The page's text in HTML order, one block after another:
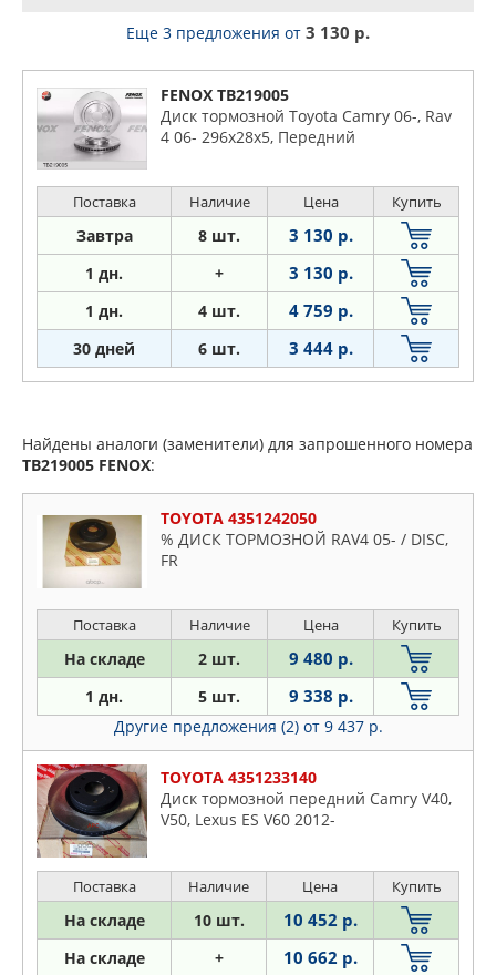
Еще 3 предложения от 3 130 р.
FENOX TB219005
Диск тормозной Toyota Camry 06-, Rav
4 06- 296x28x5, Передний
Поставка Наличие Цена Купить
Завтра 8 шт. 3 130 р.
1 дн. + 3 130 р.
1 дн. 4 шт. 4 759 р.
30 дней 6 шт. 3 444 р.
Найдены аналоги (заменители) для запрошенного номера
TB219005 FENOX:
TOYOTA 4351242050
% ДИСК ТОРМОЗНОЙ RAV4 05- / DISC,
FR
Поставка Наличие Цена Купить
На складе 2 шт. 9 480 р.
1 дн. 5 шт. 9 338 р.
Другие предложения (2) от 9 437 р.
TOYOTA 4351233140
Диск тормозной передний Camry V40,
V50, Lexus ES V60 2012-
Поставка Наличие Цена Купить
На складе 10 шт. 10 452 р.
На складе + 10 662 р.